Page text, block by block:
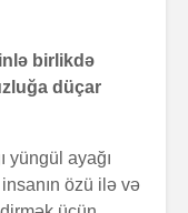
birlikdə
düçar
yüngül ayağı
özü ilə və